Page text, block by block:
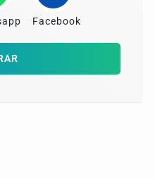
Facebook